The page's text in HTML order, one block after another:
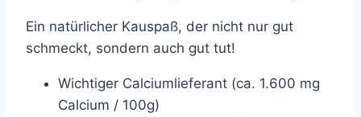
Ein natürlicher Kauspaß, der nicht nur gut
schmeckt, sondern auch gut tut!
Wichtiger Calciumlieferant (ca. 1.600 mg
Calcium / 100g)